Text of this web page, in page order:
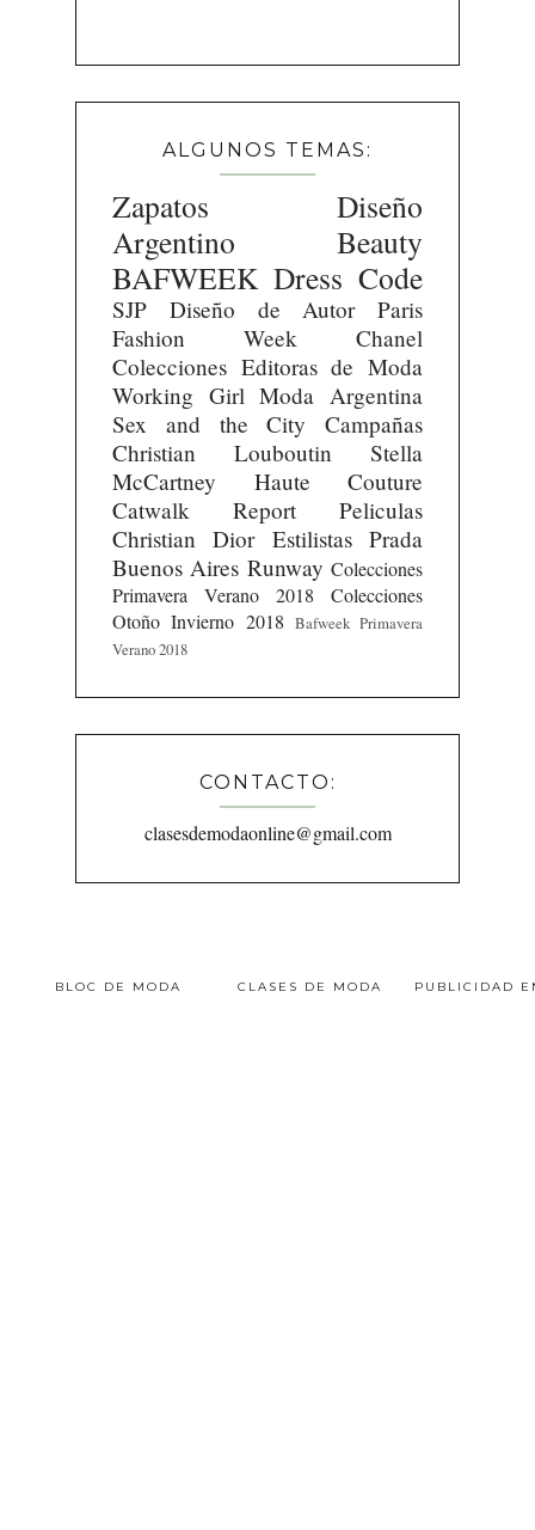
ALGUNOS TEMAS:
Zapatos
Diseño
Argentino
Beauty
BAFWEEK Dress Code
SJP Diseño de Autor
Paris
Fashion Week
Chanel
Colecciones Editoras de Moda
Working Girl Moda Argentina
Sex and the City
Campañas
Christian Louboutin
Stella
McCartney
Haute Couture
Catwalk Report
Peliculas
Christian Dior Estilistas Prada
Buenos Aires Runway Colecciones
Primavera Verano 2018
Colecciones
Otoño Invierno 2018 Bafweek Primavera
Verano 2018
CONTACTO:
clasesdemodaonline@gmail.com
BLOC DE MODA CLASES DE MODA PUBLICIDAD